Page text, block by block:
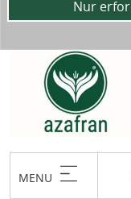
MENU
Nur